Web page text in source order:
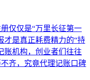
仅仅是“万里长征第一
才是真正耗费精力的“持
账机构，创业者们往往
齐，究竟代理记账口碑